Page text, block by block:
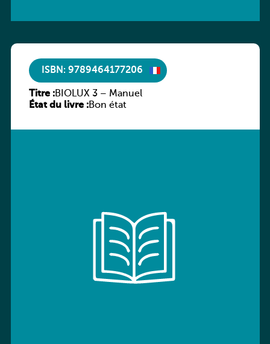
ISBN: 9789464177206
Titre :BIOLUX 3 – Manuel
État du livre :Bon état